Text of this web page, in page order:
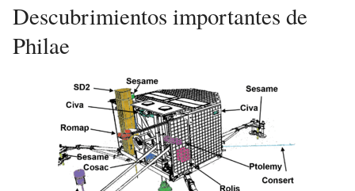
Descubrimientos importantes de
Philae